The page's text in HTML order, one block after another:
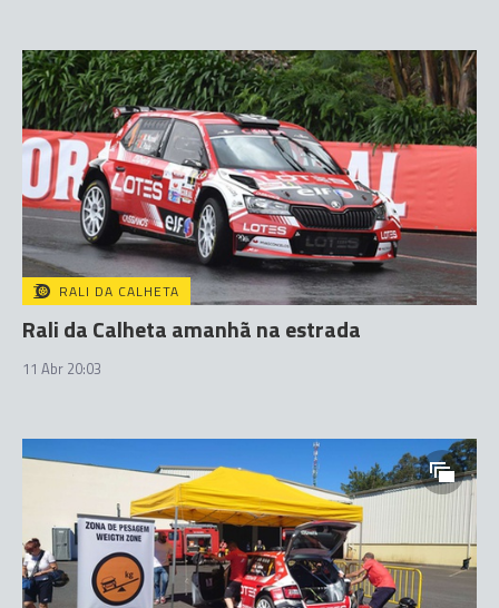
RALI DA CALHETA
Rali da Calheta amanhã na estrada
11 Abr 20:03